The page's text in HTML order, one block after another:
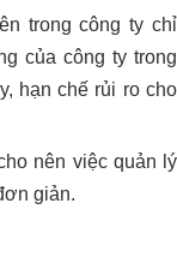
trong công ty chỉ
của công ty trong
hạn chế rủi ro cho
nên việc quản lý
giản.